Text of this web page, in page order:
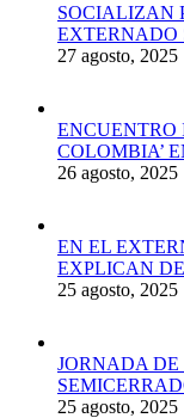
SOCIALIZAN
EXTERNADO
27 agosto, 2025
ENCUENTRO
COLOMBIA’
26 agosto, 2025
EN EL
EXPLICAN
25 agosto, 2025
JORNADA
25 agosto, 2025